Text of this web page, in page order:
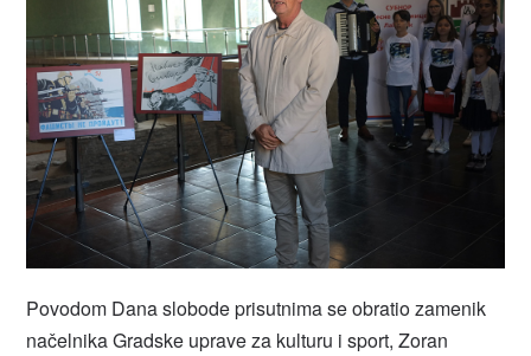
Povodom Dana slobode prisutnima se obratio zamenik
načelnika Gradske uprave za kulturu i sport, Zoran